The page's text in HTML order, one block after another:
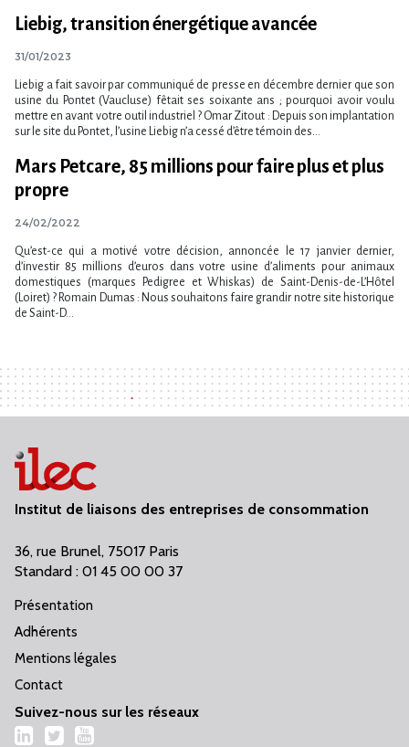
Liebig, transition énergétique avancée
31/01/2023
Liebig a fait savoir par communiqué de presse en décembre dernier que son
usine du Pontet (Vaucluse) fêtait ses soixante ans ; pourquoi avoir voulu
mettre en avant votre outil industriel ? Omar Zitout : Depuis son implantation
sur le site du Pontet, l’usine Liebig n’a cessé d’être témoin des...
Mars Petcare, 85 millions pour faire plus et plus
propre
24/02/2022
Qu’est-ce qui a motivé votre décision, annoncée le 17 janvier dernier,
d’investir 85 millions d’euros dans votre usine d’aliments pour animaux
domestiques (marques Pedigree et Whiskas) de Saint-Denis-de-L’Hôtel
(Loiret) ? Romain Dumas : Nous souhaitons faire grandir notre site historique
de Saint-D...
Institut de liaisons des entreprises de consommation
36, rue Brunel, 75017 Paris
Standard : 01 45 00 00 37
Présentation
Adhérents
Mentions légales
Contact
Suivez-nous sur les réseaux
LinkedIn
TwitterYouTube